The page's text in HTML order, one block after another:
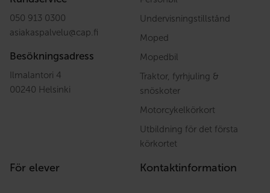
050 913 0300
asiakaspalvelu@cap.fi
Besökningsadress
Ilmalantori 4
00240 Helsinki
Undervisningstillstånd
Moped
Mopedbil
Traktor, fyrhjuling &
snöskoter
Motorcykelkörkort
Utbildning för det första
körkortet
För elever Kontaktinformation